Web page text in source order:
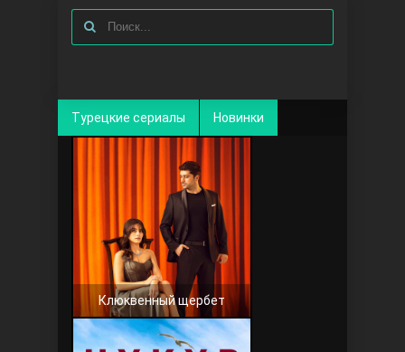
Турецкие сериалы Новинки
Клюквенный щербет